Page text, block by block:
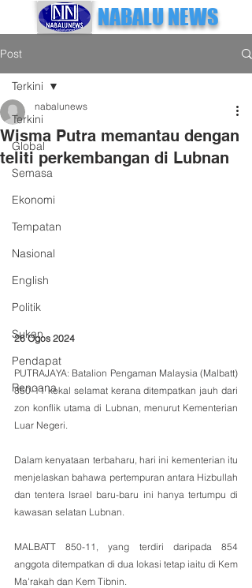
NABALU NEWS
Post
Terkini
Global
Semasa
Ekonomi
Tempatan
Nasional
English
Politik
Sukan
Pendapat
Rencana
Terkini
Wisma Putra memantau dengan
teliti perkembangan di Lubnan
nabalunews
26 Ogos 2024
PUTRAJAYA: Batalion Pengaman Malaysia (Malbatt)
850-11 kekal selamat kerana ditempatkan jauh dari
zon konflik utama di Lubnan, menurut Kementerian
Luar Negeri.
Dalam kenyataan terbaharu, hari ini kementerian itu
menjelaskan bahawa pertempuran antara Hizbullah
dan tentera Israel baru-baru ini hanya tertumpu di
kawasan selatan Lubnan.
MALBATT 850-11, yang terdiri daripada 854
anggota ditempatkan di dua lokasi tetap iaitu di Kem
Ma'rakah dan Kem Tibnin.